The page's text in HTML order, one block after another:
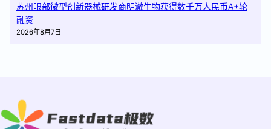
苏州眼部微型创新器械研发商明澈生物获得数千万人民币A+轮
融资
2026年8月7日